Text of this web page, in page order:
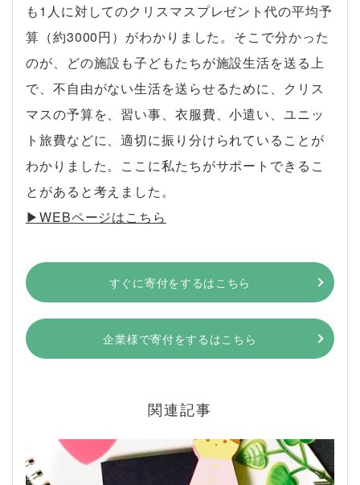
も1人に対してのクリスマスプレゼント代の平均予
算（約3000円）がわかりました。そこで分かった
のが、どの施設も子どもたちが施設生活を送る上
で、不自由がない生活を送らせるために、クリス
マスの予算を、習い事、衣服費、小遣い、ユニッ
ト旅費などに、適切に振り分けられていることが
わかりました。ここに私たちがサポートできるこ
とがあると考えました。
▶︎WEBページはこちら
すぐに寄付をするはこちら
企業様で寄付をするはこちら
関連記事